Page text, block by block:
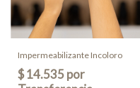
Impermeabilizante Incoloro